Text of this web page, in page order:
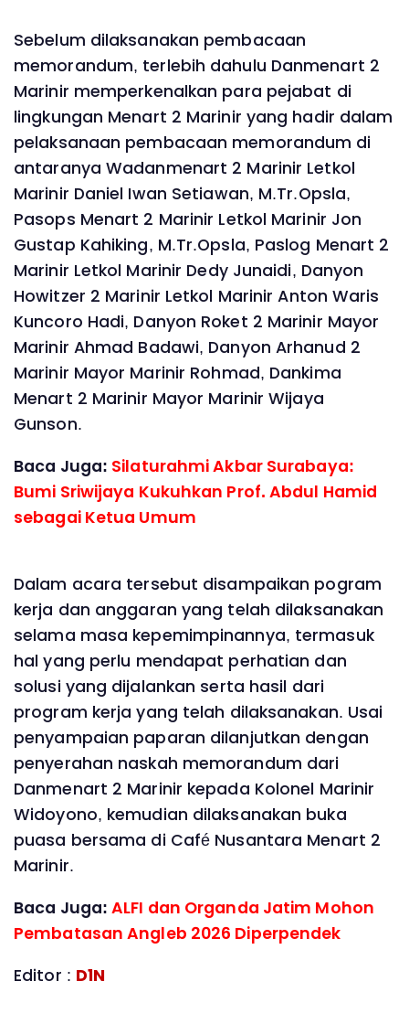
Sebelum dilaksanakan pembacaan
memorandum, terlebih dahulu Danmenart 2
Marinir memperkenalkan para pejabat di
lingkungan Menart 2 Marinir yang hadir dalam
pelaksanaan pembacaan memorandum di
antaranya Wadanmenart 2 Marinir Letkol
Marinir Daniel Iwan Setiawan, M.Tr.Opsla,
Pasops Menart 2 Marinir Letkol Marinir Jon
Gustap Kahiking, M.Tr.Opsla, Paslog Menart 2
Marinir Letkol Marinir Dedy Junaidi, Danyon
Howitzer 2 Marinir Letkol Marinir Anton Waris
Kuncoro Hadi, Danyon Roket 2 Marinir Mayor
Marinir Ahmad Badawi, Danyon Arhanud 2
Marinir Mayor Marinir Rohmad, Dankima
Menart 2 Marinir Mayor Marinir Wijaya
Gunson.
Baca Juga: Silaturahmi Akbar Surabaya:
Bumi Sriwijaya Kukuhkan Prof. Abdul Hamid
sebagai Ketua Umum
Dalam acara tersebut disampaikan pogram
kerja dan anggaran yang telah dilaksanakan
selama masa kepemimpinannya, termasuk
hal yang perlu mendapat perhatian dan
solusi yang dijalankan serta hasil dari
program kerja yang telah dilaksanakan. Usai
penyampaian paparan dilanjutkan dengan
penyerahan naskah memorandum dari
Danmenart 2 Marinir kepada Kolonel Marinir
Widoyono, kemudian dilaksanakan buka
puasa bersama di Café Nusantara Menart 2
Marinir.
Baca Juga:ALFI dan Organda Jatim Mohon
Pembatasan Angleb 2026 Diperpendek
Editor : D1N